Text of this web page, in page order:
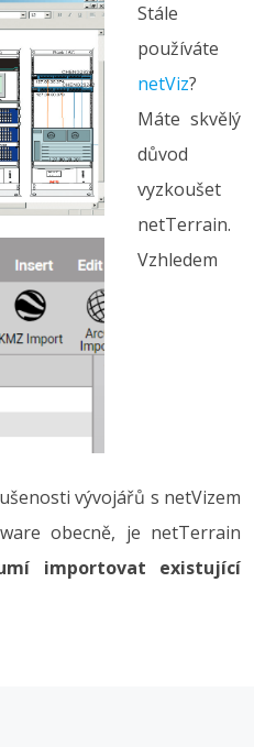
Stále
používáte
netViz?
Máte skvělý
důvod
vyzkoušet
netTerrain.
Vzhledem
vývojářů s netVizem
obecně, je netTerrain
importovat existující